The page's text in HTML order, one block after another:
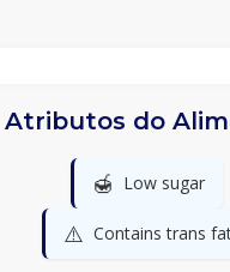
Atributos do
🍯 Low sugar
⚠️ Contains trans